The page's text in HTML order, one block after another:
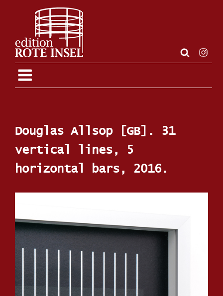
Douglas Allsop [GB]. 31
vertical lines, 5
horizontal bars, 2016.